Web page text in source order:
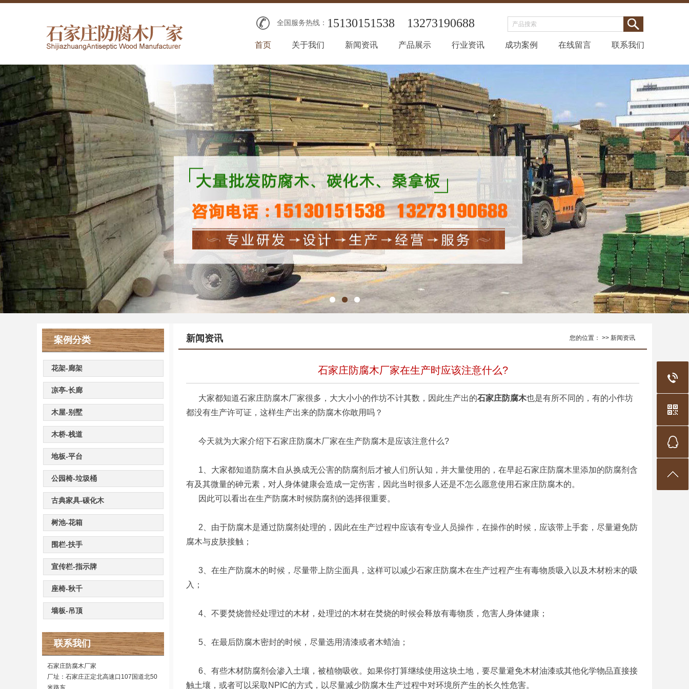
全国服务热线： 15130151538 13273190688
首页 关于我们 新闻资讯 产品展示 行业资讯 成功案例 在线留言 联系我们
案例分类
花架-廊架
凉亭-长廊
木屋-别墅
木桥-栈道
地板-平台
公园椅-垃圾桶
古典家具-碳化木
树池-花箱
围栏-扶手
宣传栏-指示牌
座椅-秋千
墙板-吊顶
联系我们
石家庄防腐木厂家
厂址：石家庄正定北高速口107国道北50
米路东
新闻资讯 您的位置： >> 新闻资讯
石家庄防腐木厂家在生产时应该注意什么?
大家都知道石家庄防腐木厂家很多，大大小小的作坊不计其数，因此生产出的石家庄防腐木也是有所不同的，有的小作坊
都没有生产许可证，这样生产出来的防腐木你敢用吗？
今天就为大家介绍下石家庄防腐木厂家在生产防腐木是应该注意什么?
1、大家都知道防腐木自从换成无公害的防腐剂后才被人们所认知，并大量使用的，在早起石家庄防腐木里添加的防腐剂含
有及其微量的砷元素，对人身体健康会造成一定伤害，因此当时很多人还是不怎么愿意使用石家庄防腐木的。
因此可以看出在生产防腐木时候防腐剂的选择很重要。
2、由于防腐木是通过防腐剂处理的，因此在生产过程中应该有专业人员操作，在操作的时候，应该带上手套，尽量避免防
腐木与皮肤接触；
3、在生产防腐木的时候，尽量带上防尘面具，这样可以减少石家庄防腐木在生产过程产生有毒物质吸入以及木材粉末的吸
入；
4、不要焚烧曾经处理过的木材，处理过的木材在焚烧的时候会释放有毒物质，危害人身体健康；
5、在最后防腐木密封的时候，尽量选用清漆或者木蜡油；
6、有些木材防腐剂会渗入土壤，被植物吸收。如果你打算继续使用这块土地，要尽量避免木材油漆或其他化学物品直接接
触土壤，或者可以采取NPIC的方式，以尽量减少防腐木生产过程中对环境所产生的长久性危害。